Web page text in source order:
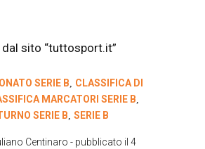
sito “tuttosport.it”
SERIE B, CLASSIFICA DI
MARCATORI SERIE B,
SERIE B, SERIE B
Centinaro - pubblicato il 4